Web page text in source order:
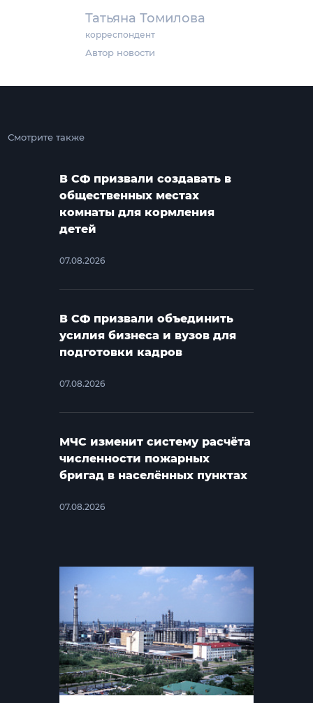
Татьяна Томилова
корреспондент
Автор новости
Смотрите также
В СФ призвали создавать в
общественных местах
комнаты для кормления
детей
07.08.2026
В СФ призвали объединить
усилия бизнеса и вузов для
подготовки кадров
07.08.2026
МЧС изменит систему расчёта
численности пожарных
бригад в населённых пунктах
07.08.2026